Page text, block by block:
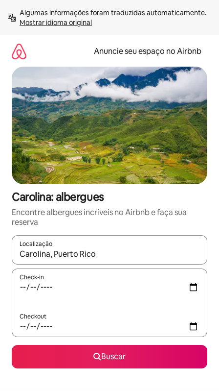
para
Mostrar idioma original
Anuncie seu espaço no Airbnb
Carolina: albergues
Encontre albergues incríveis no Airbnb e faça sua
reserva
Localização
Quando os resultados estiverem disponíveis, explore-os
Check-in
Checkout
Buscar